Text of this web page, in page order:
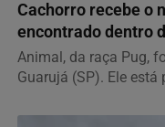
Cachorro recebe o
encontrado dentro
Animal, da raça Pug,
Guarujá (SP). Ele